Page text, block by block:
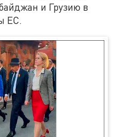
и Грузию в
ЕС.